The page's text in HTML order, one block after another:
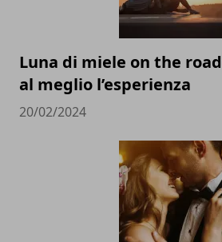
Luna di miele on the
al meglio l’esperienza
20/02/2024